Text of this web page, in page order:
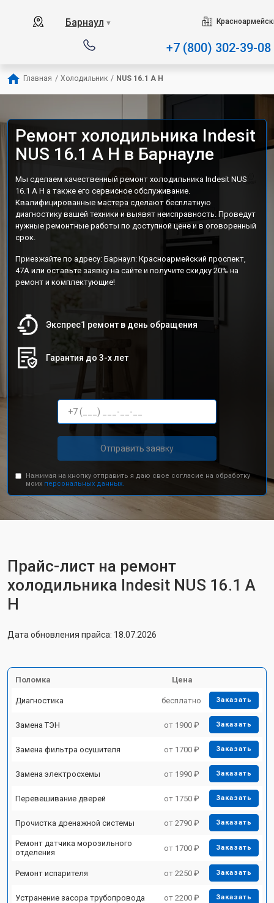
Барнаул ▼
+7 (800) 302-39-08
Главная / Холодильник / NUS 16.1 A H
Ремонт холодильника Indesit
NUS 16.1 A H в Барнауле
Мы сделаем качественный ремонт холодильника Indesit NUS
16.1 A H а также его сервисное обслуживание.
Квалифицированные мастера сделают бесплатную
диагностику вашей техники и выявят неисправность. Проведут
нужные ремонтные работы по доступной цене и в оговоренный
срок.
Приезжайте по адресу: Барнаул: Красноармейский проспект,
47А или оставьте заявку на сайте и получите скидку 20% на
ремонт и комплектующие!
Экспрес1 ремонт в день обращения
Гарантия до 3-х лет
Отправить заявку
Нажимая на кнопку отправить я даю свое согласие на обработку
моих персональных данных.
Прайс-лист на ремонт
холодильника Indesit NUS 16.1 A
H
Дата обновления прайса: 18.07.2026
Поломка Цена
Диагностика бесплатно Заказать
Замена ТЭН от 1900 ₽ Заказать
Замена фильтра осушителя от 1700 ₽ Заказать
Замена электросхемы от 1990 ₽ Заказать
Перевешивание дверей от 1750 ₽ Заказать
Прочистка дренажной системы от 2790 ₽ Заказать
Ремонт датчика морозильного
отделения
от 1700 ₽ Заказать
Ремонт испарителя от 2250 ₽ Заказать
Устранение засора трубопровода от 2200 ₽ Заказать